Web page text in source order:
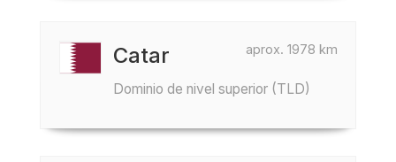
aprox. 1978 km
Catar
Dominio de nivel superior (TLD)